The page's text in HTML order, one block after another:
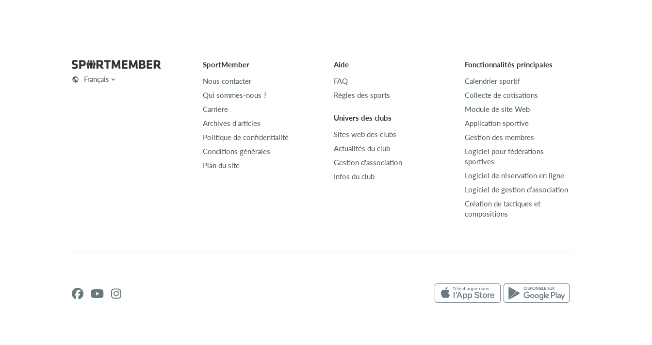
Français
SportMember
Nous contacter
Qui sommes-nous ?
Carrière
Archives d'articles
Politique de confidentialité
Conditions générales
Plan du site
Aide
FAQ
Règles des sports
Univers des clubs
Sites web des clubs
Actualités du club
Gestion d'association
Infos du club
Fonctionnalités principales
Calendrier sportif
Collecte de cotisations
Module de site Web
Application sportive
Gestion des membres
Logiciel pour fédérations
sportives
Logiciel de réservation en ligne
Logiciel de gestion d’association
Création de tactiques et
compositions